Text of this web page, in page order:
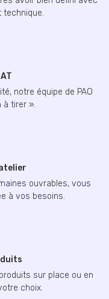
technique.
notre équipe de PAO
à tirer ».
ouvrables, vous
à vos besoins.
sur place ou en
choix.